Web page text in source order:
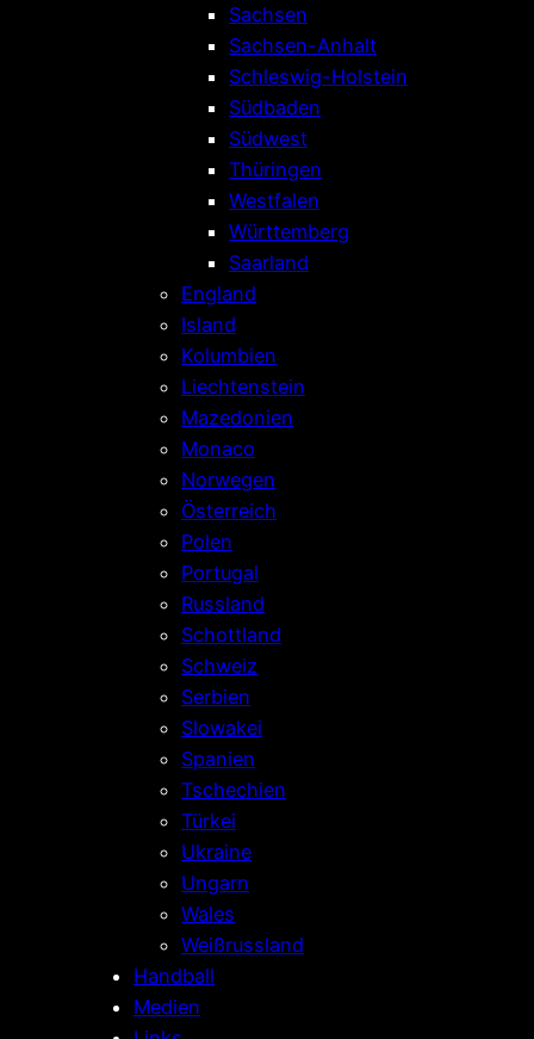
Sachsen
Sachsen-Anhalt
Schleswig-Holstein
Südbaden
Südwest
Thüringen
Westfalen
Württemberg
Saarland
England
Island
Kolumbien
Liechtenstein
Mazedonien
Monaco
Norwegen
Österreich
Polen
Portugal
Russland
Schottland
Schweiz
Serbien
Slowakei
Spanien
Tschechien
Türkei
Ukraine
Ungarn
Wales
Weißrussland
Handball
Medien